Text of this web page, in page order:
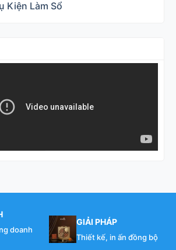
Kiện Làm Sổ
doanh
GIẢI PHÁP
Thiết kế, in ấn đồng bộ